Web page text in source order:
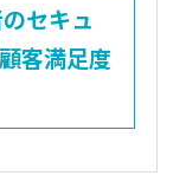
セキュ
客満足度